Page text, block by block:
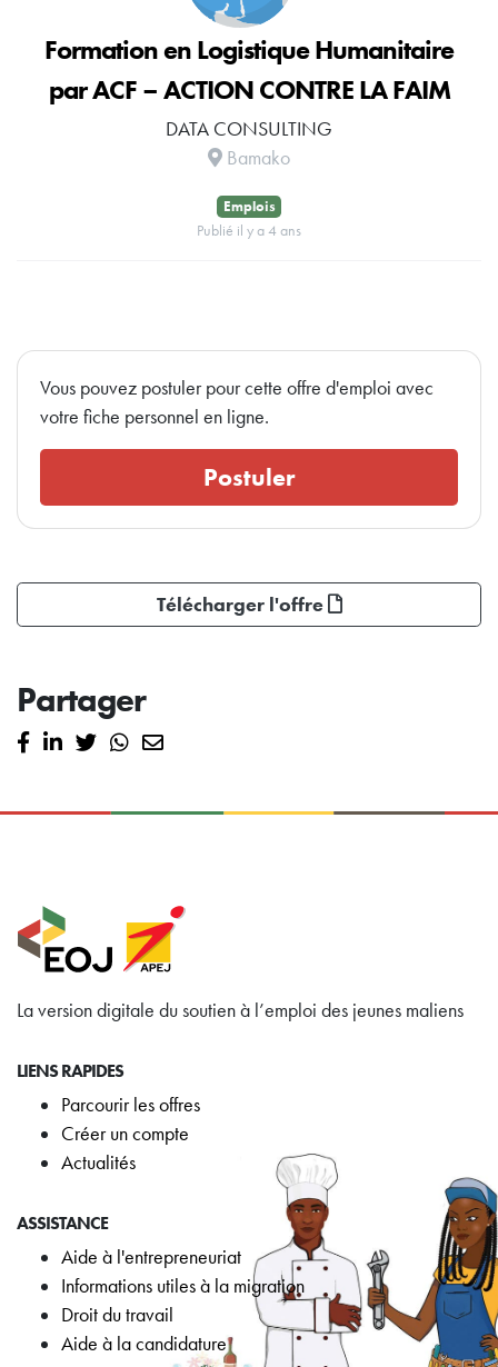
Formation en Logistique Humanitaire
par ACF – ACTION CONTRE LA FAIM
DATA CONSULTING
Bamako
Emplois
Publié il y a 4 ans
Vous pouvez postuler pour cette offre d'emploi avec
votre fiche personnel en ligne.
Postuler
Télécharger l'offre
Partager
La version digitale du soutien à l’emploi des jeunes maliens
LIENS RAPIDES
Parcourir les offres
Créer un compte
Actualités
ASSISTANCE
Aide à l'entrepreneuriat
Informations utiles à la migration
Droit du travail
Aide à la candidature